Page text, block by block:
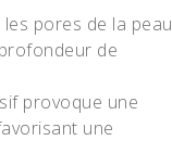
pores de la peau
de
provoque une
une